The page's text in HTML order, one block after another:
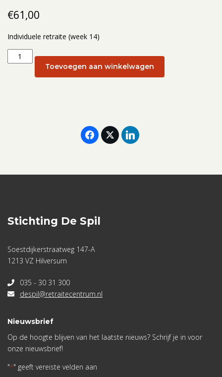
€61,00
Individuele retraite (week 14)
Individuele
retraite
Toevoegen aan winkelwagen
Stichting De Spil
Soestdijkerstraatweg 147-A
1213 VZ Hilversum
035 - 30 31 300
despil@retraitecentrum.nl
Nieuwsbrief
Op de hoogte blijven van het laatste nieuws? Schrijf je in voor
onze nieuwsbrief!
"*" geeft vereiste velden aan